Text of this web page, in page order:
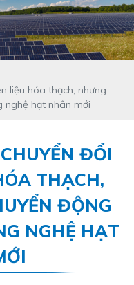
liệu hóa thạch, nhưng
nghệ hạt nhân mới
ĐỔI
THẠCH,
ĐỘNG
NGHỆ HẠT